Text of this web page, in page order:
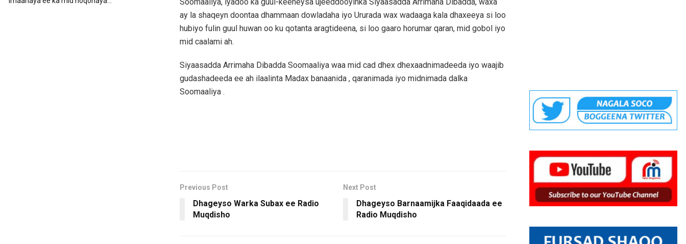
ay la shaqeyn doontaa dhammaan dowladaha iyo Ururada wax wadaaga kala dhaxeeya si loo
hubiyo fulin guul huwan oo ku qotanta aragtideena, si loo gaaro horumar qaran, mid gobol iyo
mid caalami ah.
Siyaasadda Arrimaha Dibadda Soomaaliya waa mid cad dhex dhexaadnimadeeda iyo waajib
gudashadeeda ee ah ilaalinta Madax banaanida , qaranimada iyo midnimada dalka
Soomaaliya .
Previous Post
Dhageyso Warka Subax ee Radio
Muqdisho
Next Post
Dhageyso Barnaamijka Faaqidaada ee
Radio Muqdisho